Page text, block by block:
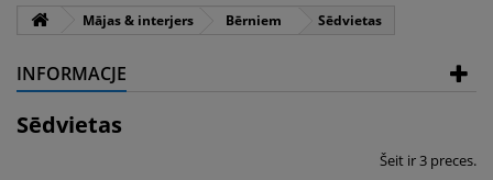
Mājas & interjers Bērniem Sēdvietas
INFORMACJE
Sēdvietas
Šeit ir 3 preces.